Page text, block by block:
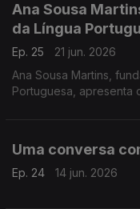
Ana Sousa
da Língua
Ep. 25
21 jun. 2026
Ana Sousa Martins,
Portuguesa, apresenta
Uma conversa
Ep. 24 14 jun. 2026